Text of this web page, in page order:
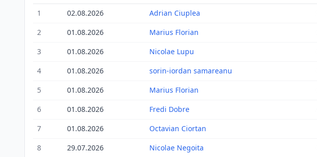
1 02.08.2026 Adrian Ciuplea
2
01.08.2026 Marius Florian
3
01.08.2026 Nicolae Lupu
4
01.08.2026 sorin-iordan samareanu
5
01.08.2026 Marius Florian
6
01.08.2026 Fredi Dobre
7
01.08.2026 Octavian Ciortan
8
29.07.2026 Nicolae Negoita